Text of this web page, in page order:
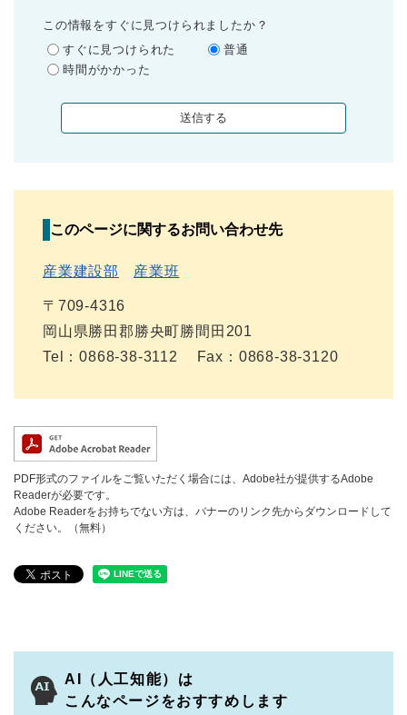
この情報をすぐに見つけられましたか？
すぐに見つけられた
普通
時間がかかった
このページに関するお問い合わせ先
産業建設部 産業班
〒709-4316
岡山県勝田郡勝央町勝間田201
Tel：0868-38-3112
Fax：0868-38-3120
PDF形式のファイルをご覧いただく場合には、Adobe社が提供するAdobe
Readerが必要です。
Adobe Readerをお持ちでない方は、バナーのリンク先からダウンロードして
ください。（無料）
AI（人工知能）は
こんなページをおすすめします